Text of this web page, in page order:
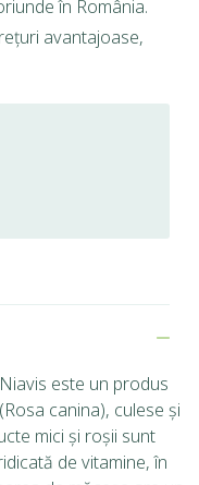
în România.
avantajoase,
este un produs
canina), culese și
mici și roșii sunt
de vitamine, în